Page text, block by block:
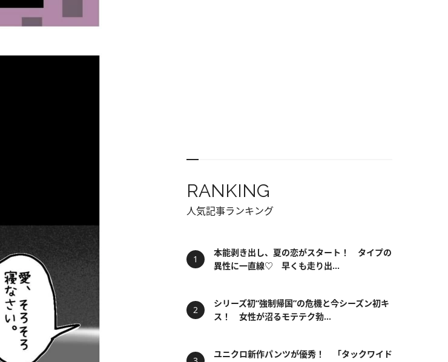
RANKING
人気記事ランキング
本能剥き出し、夏の恋がスタート！ タイプの
異性に一直線♡ 早くも走り出...
シリーズ初“強制帰国”の危機と今シーズン初キ
ス！ 女性が沼るモテテク勃...
ユニクロ新作パンツが優秀！ 「タックワイド